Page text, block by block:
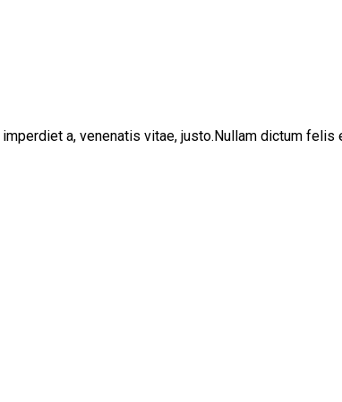
a, venenatis vitae, justo.Nullam dictum